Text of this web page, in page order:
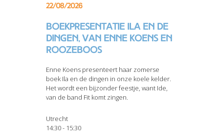
22/08/2026
Boekpresentatie Ila en de
dingen, van Enne Koens en
Roozeboos
Enne Koens presenteert haar zomerse
boek Ila en de dingen in onze koele kelder.
Het wordt een bijzonder feestje, want Ide,
van de band Fit komt zingen.
Utrecht
14:30 - 15:30